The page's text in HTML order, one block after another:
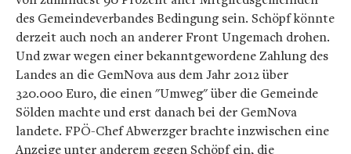
des Gemeindeverbandes Bedingung sein. Schöpf könnte
derzeit auch noch an anderer Front Ungemach drohen.
Und zwar wegen einer bekanntgewordene Zahlung des
Landes an die GemNova aus dem Jahr 2012 über
320.000 Euro, die einen "Umweg" über die Gemeinde
Sölden machte und erst danach bei der GemNova
landete. FPÖ-Chef Abwerzger brachte inzwischen eine
Anzeige unter anderem gegen Schöpf ein, die